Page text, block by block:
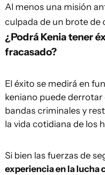
Al menos una misión
culpada de un brote de
¿Podrá Kenia tener
fracasado?
El éxito se medirá en
keniano puede derrotar
bandas criminales y
la vida cotidiana de los
Si bien las fuerzas de
experiencia en la